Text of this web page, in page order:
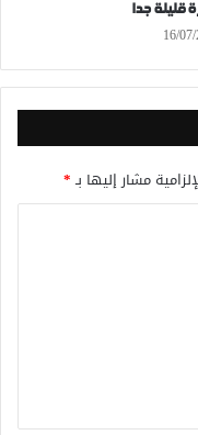
قليلة جدا
16/
مشار إليها بـ*